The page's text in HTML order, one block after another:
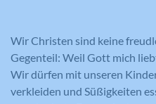
Wir Christen sind keine
Gegenteil: Weil Gott mich
Wir dürfen mit unseren
verkleiden und Süßigkeiten
Zweck
Registriert
verwendet
dazu, wie
Zweck
Registriert
mobilen
basierend auf
Standort zu